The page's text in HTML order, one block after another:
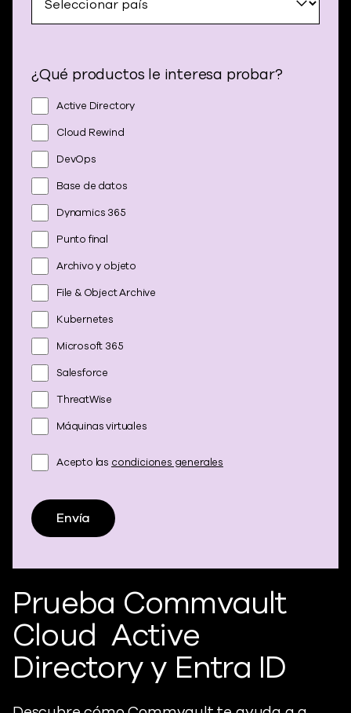
Prueba Commvault
Cloud Active
Directoryy Entra ID
¿Qué productos le interesa probar?
Active Directory
Cloud Rewind
DevOps
Base de datos
Dynamics 365
Punto final
Archivo y objeto
File & Object Archive
Kubernetes
Microsoft 365
Salesforce
ThreatWise
Máquinas virtuales
Acepto las condiciones generales
Envía